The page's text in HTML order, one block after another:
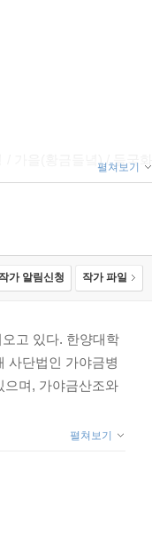
가을(황금들녘) / 들국화
숭아꽃 / 노들강 초록물 /
펼쳐보기
가 알림신청 작가 파일
고 있다. 한양대학
사단법인 가야금병
으며, 가야금산조와
펼쳐보기